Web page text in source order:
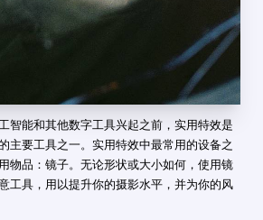
智能和其他数字工具兴起之前，实用特效是
主要工具之一。实用特效中最常用的设备之
物品：镜子。无论形状或大小如何，使用镜
工具，用以提升你的摄影水平，并为你的风